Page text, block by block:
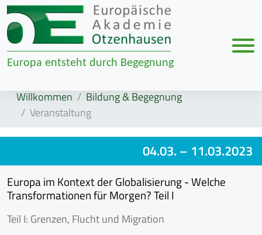
Zur Navigation springen
Zum Inhalt springen
Europa entsteht durch Begegnung
Willkommen
Bildung & Begegnung
Veranstaltung
04.03. – 11.03.2023
Europa im Kontext der Globalisierung - Welche
Transformationen für Morgen? Teil I
Teil I: Grenzen, Flucht und Migration